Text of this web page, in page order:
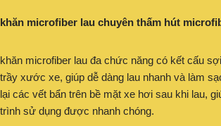
khăn microfiber lau chuyên thấm hút
khăn microfiber lau đa chức năng có kết cấu
trầy xước xe, giúp dễ dàng lau nhanh và làm
lại các vết bẩn trên bề mặt xe hơi sau khi lau,
trình sử dụng được nhanh chóng.